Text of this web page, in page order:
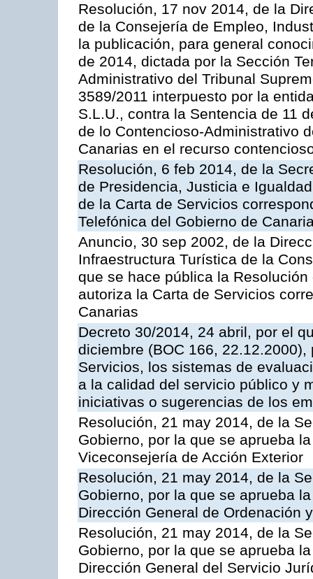
Resolución, 17 nov 2014, de la
de la Consejería de Empleo,
la publicación, para general
de 2014, dictada por la Sección
Administrativo del Tribunal
3589/2011 interpuesto por la
S.L.U., contra la Sentencia de 11
de lo Contencioso-Administrativo
Canarias en el recurso
Resolución, 6 feb 2014, de la
de Presidencia, Justicia e
de la Carta de Servicios
Telefónica del Gobierno de
Anuncio, 30 sep 2002, de la
Infraestructura Turística de la
que se hace pública la
autoriza la Carta de Servicios
Canarias
Decreto 30/2014, 24 abril, por el
diciembre (BOC 166,
Servicios, los sistemas de
a la calidad del servicio público y
iniciativas o sugerencias de los
Resolución, 21 may 2014, de la
Gobierno, por la que se aprueba
Viceconsejería de Acción Exterior
Resolución, 21 may 2014, de la
Gobierno, por la que se aprueba
Dirección General de Ordenación
Resolución, 21 may 2014, de la
Gobierno, por la que se aprueba
Dirección General del Servicio